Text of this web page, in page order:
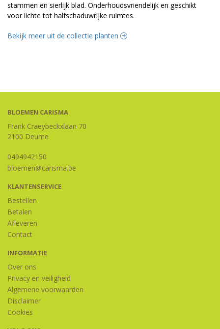
stammen en sierlijk blad. Onderhoudsvriendelijk en geschikt
voor lichte tot halfschaduwrijke ruimtes.
Bekijk meer uit de collectie planten
BLOEMEN CARISMA
Frank Craeybeckxlaan 70
2100 Deurne
0494942150
bloemen@carisma.be
KLANTENSERVICE
Bestellen
Betalen
Afleveren
Contact
INFORMATIE
Over ons
Privacy en veiligheid
Algemene voorwaarden
Disclaimer
Cookies